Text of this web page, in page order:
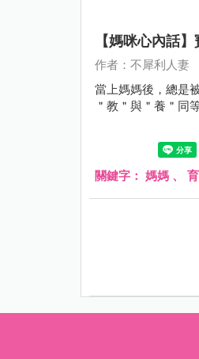
【媽咪心內話
作者：不犀利人妻
當上媽媽後，總是
＂教＂與＂養＂同
關鍵字： 媽媽 、